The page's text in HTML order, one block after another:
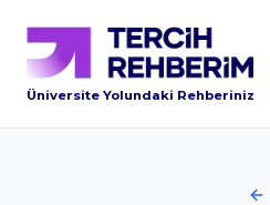
Üniversite Yolundaki Rehberiniz